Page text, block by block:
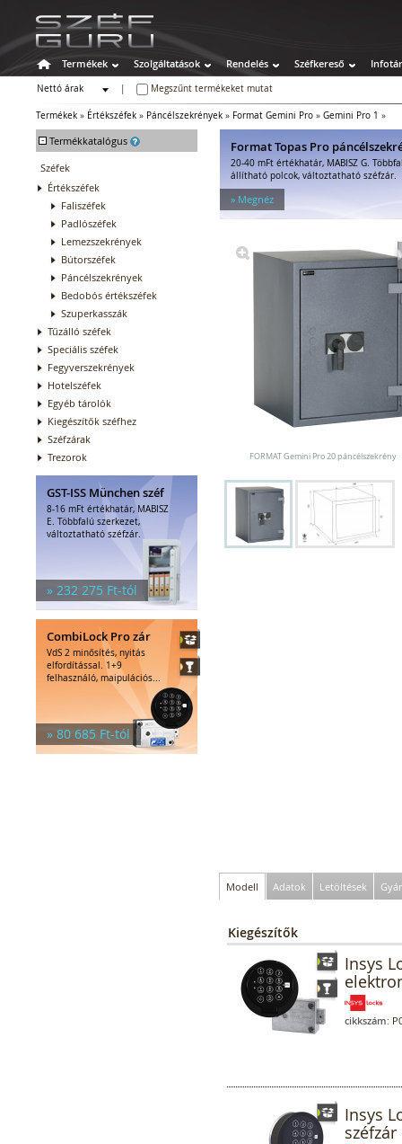
Termékek Szolgáltatások Rendelés Széfkereső Infotár
Nettó árak
Megszűnt termékeket mutat
Termékek » Értékszéfek » Páncélszekrények » Format Gemini Pro » Gemini Pro 1 »
- Termékkatalógus
Széfek
Értékszéfek
Faliszéfek
Padlószéfek
Lemezszekrények
Bútorszéfek
Páncélszekrények
Bedobós értékszéfek
Szuperkasszák
Tűzálló széfek
Speciális széfek
Fegyverszekrények
Hotelszéfek
Egyéb tárolók
Kiegészítők széfhez
Széfzárak
Trezorok
GST-ISS München széf
8-16 mFt értékhatár, MABISZ
E. Többfalú szerkezet,
változtatható széfzár.
» 232 275 Ft-tól
CombiLock Pro zár
VdS 2 minősítés, nyitás
elfordítással. 1+9
felhasználó, maipulációs...
» 80 685 Ft-tól
Format Topas Pro
20-40 mFt értékhatár, MABISZ G.
állítható polcok, változtatható széfzár.
» Megnéz
FORMAT Gemini Pro 20 páncélszekrény
Modell Adatok Letöltések
Kiegészítők
Insys
cikkszám:
Insys